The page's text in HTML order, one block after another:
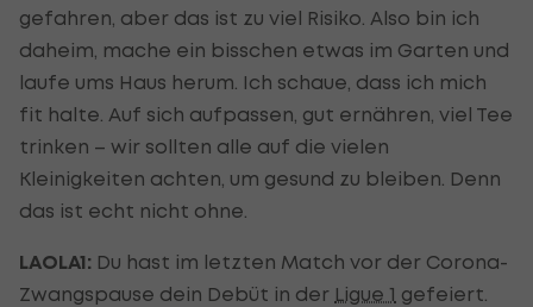
gefahren, aber das ist zu viel Risiko. Also bin ich
daheim, mache ein bisschen etwas im Garten und
laufe ums Haus herum. Ich schaue, dass ich mich
fit halte. Auf sich aufpassen, gut ernähren, viel Tee
trinken – wir sollten alle auf die vielen
Kleinigkeiten achten, um gesund zu bleiben. Denn
das ist echt nicht ohne.
LAOLA1: Du hast im letzten Match vor der Corona-
Zwangspause dein Debüt in der Ligue 1 gefeiert.